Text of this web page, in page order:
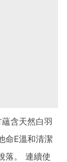
含天然白羽
命E溫和清潔
落。 連續使